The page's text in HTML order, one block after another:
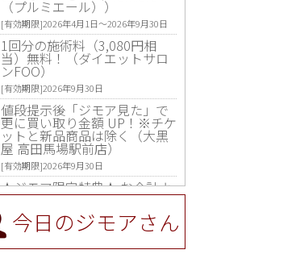
（プルミエール））
[有効期限]2026年4月1日〜2026年9月30日
1回分の施術料（3,080円相
当）無料！（ダイエットサロ
ンFOO）
[有効期限]2026年9月30日
値段提示後「ジモア見た」で
更に買い取り金額 UP！※チケ
ットと新品商品は除く（大黒
屋 高田馬場駅前店）
[有効期限]2026年9月30日
★ジモア限定特典★ お会計よ
り全品5％OFF（ナチュラル＆
ハンドメイドショップ［マキ
マキ］）
[有効期限]2026年9月30日まで
今日のジモアさん